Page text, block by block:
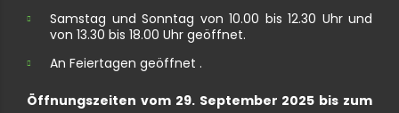
Samstag und Sonntag von 10.00 bis 12.30 Uhr und
von 13.30 bis 18.00 Uhr geöffnet.
An Feiertagen geöffnet .
Öffnungszeiten vom 29. September 2025 bis zum